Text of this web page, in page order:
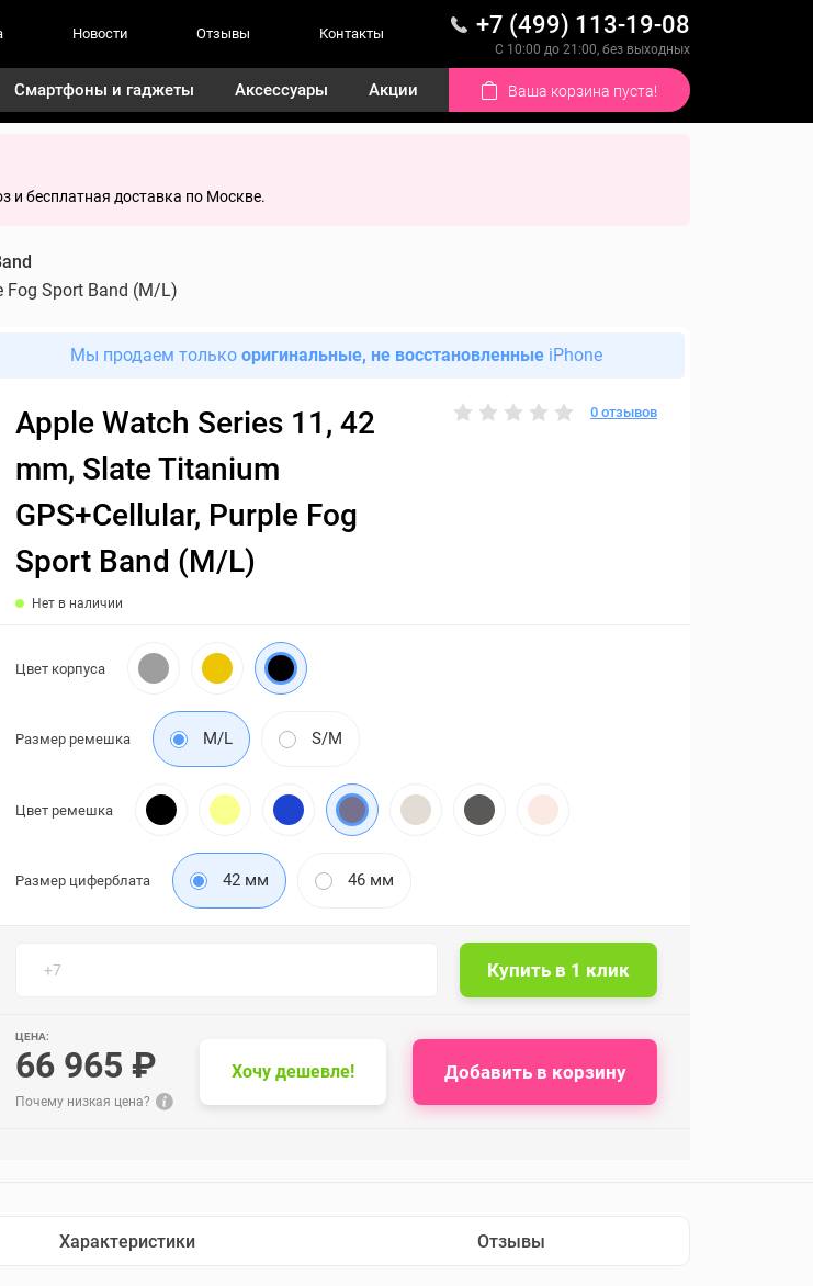
Новости Отзывы Контакты +7 (499) 113-19-08
С 10:00 до 21:00, без выходных
Смартфоны и гаджеты Аксессуары Акции Ваша корзина пуста!
и бесплатная доставка по Москве.
Fog Sport Band (M/L)
Мы продаем только оригинальные, не восстановленные iPhone
Apple Watch Series 11, 42
mm, Slate Titanium
GPS+Cellular, Purple Fog
Sport Band (M/L)
0 отзывов
Нет в наличии
Цвет корпуса
Размер ремешка M/L S/M
Цвет ремешка
Размер циферблата 42 мм 46 мм
ЦЕНА:
66 965 ₽
Почему низкая цена?
Хочу дешевле! Добавить в корзину
Характеристики Отзывы